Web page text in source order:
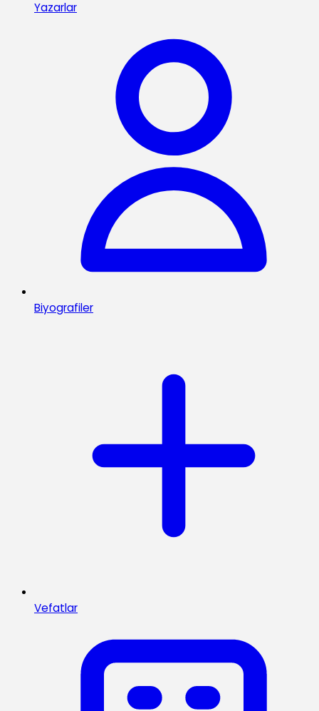
Yazarlar
Biyografiler
Vefatlar